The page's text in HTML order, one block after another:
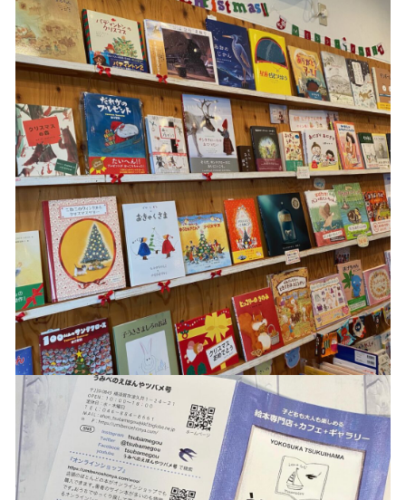
カテゴリー一覧
ランキング
セール商品
新着商品
商品一覧
最近チェックした商品
マスク ブランケット
パスケース
キーホルダー
マグカップ、雑貨（ブリキ缶等）
アクリルスタンド アクリルフィギュア
バッグ ポーチ
うちの子写真追加、ラッピング
ラッピング
価格帯
～
その他
在庫あり セール
並び順